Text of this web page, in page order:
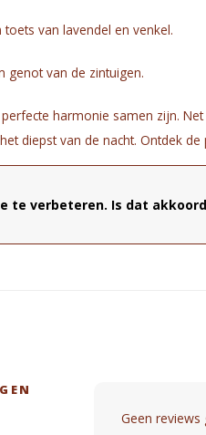
van lavendel en venkel.
genot van de zintuigen.
harmonie samen zijn. Net
diepst van de nacht. Ontdek de
venkel, rozenbottelschelpen,
en natuurlijke
Geen reviews
te verbeteren. Is dat